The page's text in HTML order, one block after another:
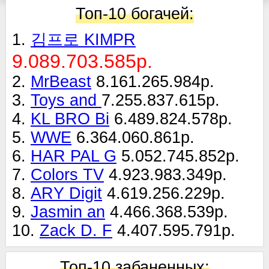
Топ-10 богачей:
1. 김프로 KIMPR
9.089.703.585р.
2. MrBeast 8.161.265.984р.
3. Toys and 7.255.837.615р.
4. KL BRO Bi 6.489.824.578р.
5. WWE 6.364.060.861р.
6. HAR PAL G 5.052.745.852р.
7. Colors TV 4.923.983.349р.
8. ARY Digit 4.619.256.229р.
9. Jasmin an 4.466.368.539р.
10. Zack D. F 4.407.595.791р.